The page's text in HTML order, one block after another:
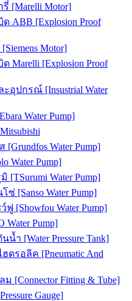
[Marelli Motor]
ABB [Explosion Proof
Motor]
Marelli [Explosion Proof
ปกรณ์ [Insustrial Water
Water Pump]
Water Pump]
Water Pump]
[TSurumi Water Pump]
[Sanso Water Pump]
[Showfou Water Pump]
Pump]
ำ [Water Pressure Tank]
รอลิค [Pneumatic And
[Connector Fitting & Tube]
Gauge]